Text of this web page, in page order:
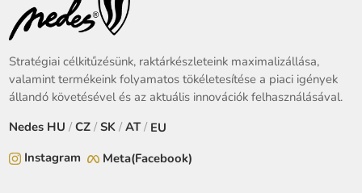
Stratégiai célkitűzésünk, raktárkészleteink maximalizállása,
valamint termékeink folyamatos tökéletesítése a piaci igények
állandó követésével és az aktuális innovációk felhasználásával.
Nedes HU /CZ /SK / AT/ EU
Instagram
Meta(Facebook)